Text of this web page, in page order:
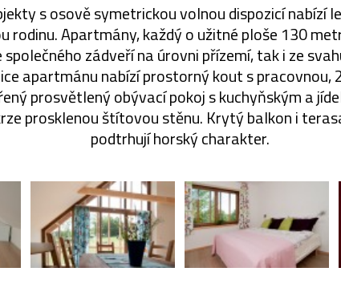
s osově symetrickou volnou dispozicí nabízí
rodinu. Apartmány, každý o užitné ploše 130
zádveří na úrovni přízemí, tak i ze
apartmánu nabízí prostorný kout s pracovnou,
prosvětlený obývací pokoj s kuchyňským a
prosklenou štítovou stěnu. Krytý balkon i
podtrhují horský charakter.